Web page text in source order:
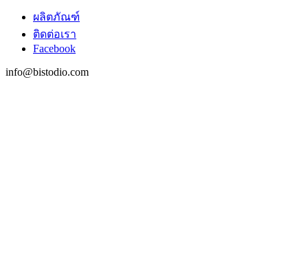
ผลิตภัณฑ์
ติดต่อเรา
Facebook
info@bistodio.com